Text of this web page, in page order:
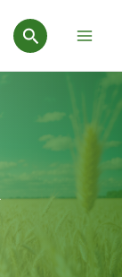
Cerca